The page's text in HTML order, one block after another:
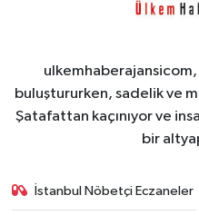
buluştururken, sadelik ve
Şatafattan kaçınıyor ve
bir
İstanbul Nöbetçi Eczaneler